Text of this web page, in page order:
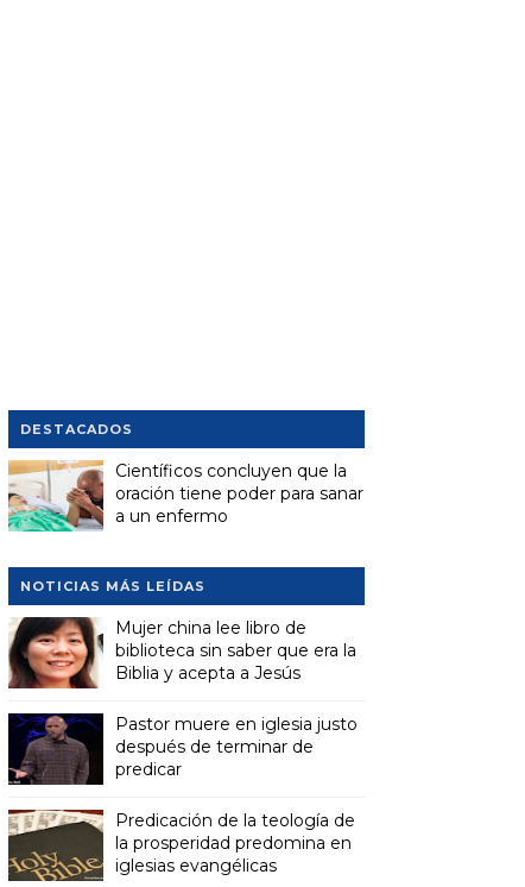
DESTACADOS
Científicos concluyen que la
oración tiene poder para sanar
a un enfermo
NOTICIAS MÁS LEÍDAS
Mujer china lee libro de
biblioteca sin saber que era la
Biblia y acepta a Jesús
Pastor muere en iglesia justo
después de terminar de
predicar
Predicación de la teología de
la prosperidad predomina en
iglesias evangélicas